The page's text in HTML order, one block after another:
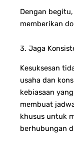
Dengan
memberikan
3. Jaga
Kesuksesan
usaha dan
kebiasaan
membuat
khusus untuk
berhubungan